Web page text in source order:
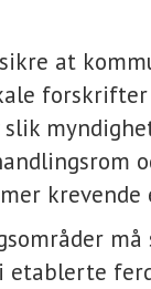
at
krevende
må
etablerte